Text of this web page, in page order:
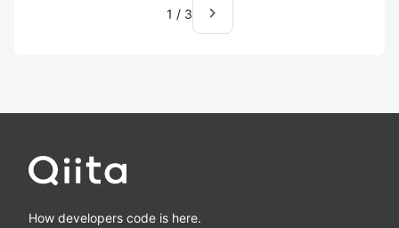
1 / 3 navigate_next
How developers code is here.